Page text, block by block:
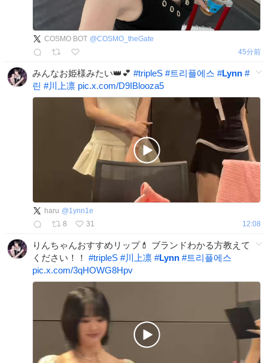
COSMO BOT @COSMO_theGate
45分前
みんなお姫様みたい👑💕 #tripleS #트리플에스 #Lynn #
린 #川上凛 pic.x.com/D9IBlooza5
haru @1ynn1e
8
31 12:08
りんちゃんおすすめリップ💄 ブランドわかる方教えて
ください！！ #tripleS #川上凛 #Lynn #트리플에스
pic.x.com/3qHOWG8Hpv